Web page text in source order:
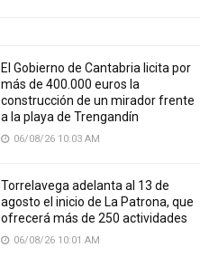
El Gobierno de Cantabria licita por
más de 400.000 euros la
construcción de un mirador frente
a la playa de Trengandín
06/08/26 10:03 AM
Torrelavega adelanta al 13 de
agosto el inicio de La Patrona, que
ofrecerá más de 250 actividades
06/08/26 10:01 AM